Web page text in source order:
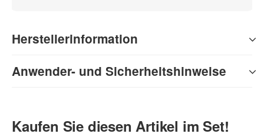
Herstellerinformation
Anwender- und Sicherheitshinweise
Kaufen Sie diesen Artikel im Set!